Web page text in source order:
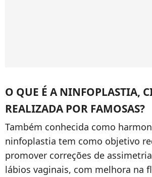
O QUE É A NINFOPLASTIA,
REALIZADA POR FAMOSAS?
Também conhecida como
ninfoplastia tem como objetivo
promover correções de
lábios vaginais, com melhora na